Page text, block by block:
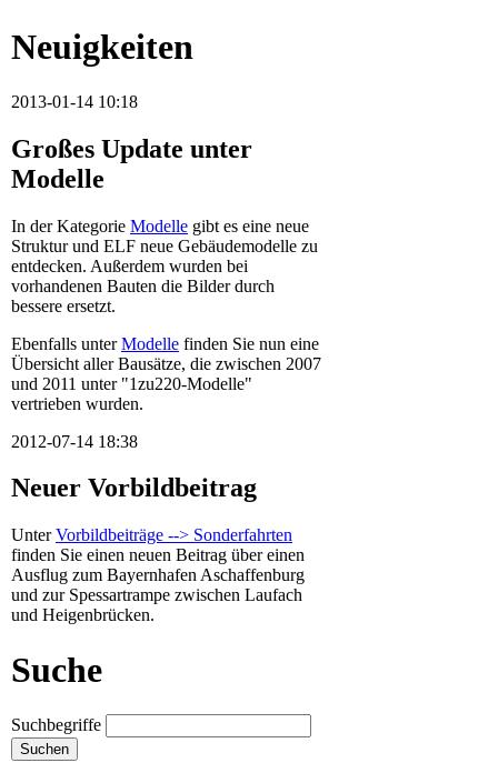
Neuigkeiten
2013-01-14 10:18
Großes Update unter
Modelle
In der Kategorie Modelle gibt es eine neue
Struktur und ELF neue Gebäudemodelle zu
entdecken. Außerdem wurden bei
vorhandenen Bauten die Bilder durch
bessere ersetzt.
Ebenfalls unterModelle finden Sie nun eine
Übersicht aller Bausätze, die zwischen 2007
und 2011 unter "1zu220-Modelle"
vertrieben wurden.
2012-07-14 18:38
Neuer Vorbildbeitrag
UnterVorbildbeiträge --> Sonderfahrten
finden Sie einen neuen Beitrag über einen
Ausflug zum Bayernhafen Aschaffenburg
und zur Spessartrampe zwischen Laufach
und Heigenbrücken.
Suche
Suchbegriffe